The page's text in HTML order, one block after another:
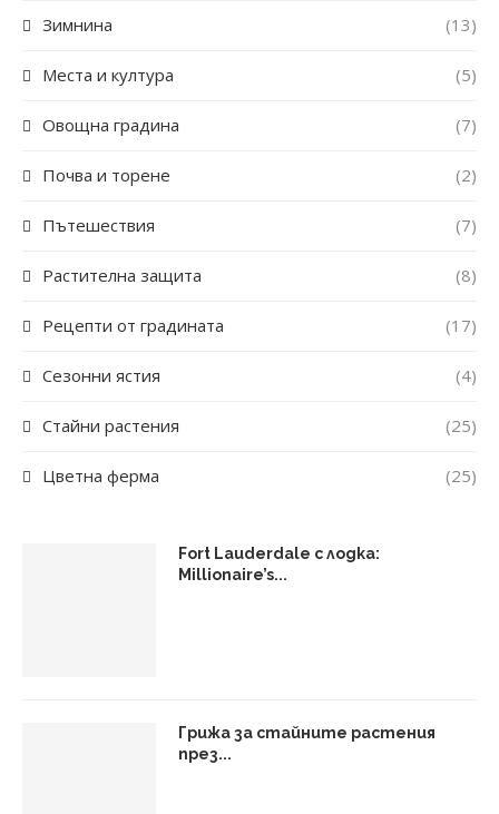
Зимнина (13)
Места и култура (5)
Овощна градина (7)
Почва и торене (2)
Пътешествия (7)
Растителна защита (8)
Рецепти от градината (17)
Сезонни ястия (4)
Стайни растения (25)
Цветна ферма (25)
Fort Lauderdale с лодка:
Millionaire’s...
Грижа за стайните растения
през...